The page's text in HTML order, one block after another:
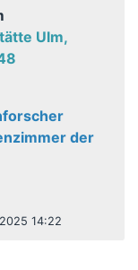
Ulm,
der
14:22